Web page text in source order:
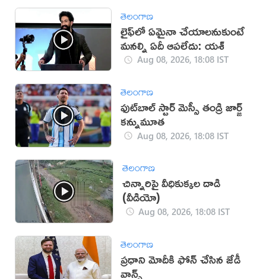
తెలంగాణ
లైఫ్‌లో ఏమైనా చేయాలనుకుంటే
మనల్ని ఏదీ ఆపలేదు: యశ్
Aug 08, 2026, 18:08 IST
తెలంగాణ
ఫుట్‌బాల్ స్టార్ మెస్సీ తండ్రి జార్జ్
కన్నుమూత
Aug 08, 2026, 18:08 IST
తెలంగాణ
చిన్నారిపై వీధికుక్కల దాడి
(వీడియో)
Aug 08, 2026, 18:08 IST
తెలంగాణ
ప్రధాని మోదీకి ఫోన్ చేసిన జేడీ
వాన్స్